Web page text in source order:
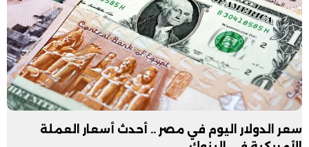
سعر الدولار اليوم في مصر .. أحدث أسعار العملة